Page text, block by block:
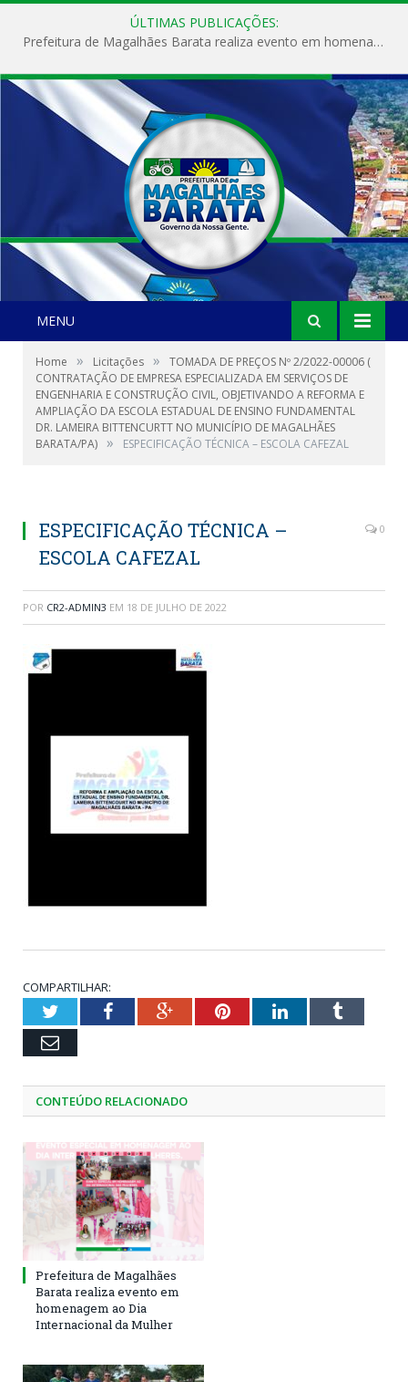
ÚLTIMAS PUBLICAÇÕES:
Prefeitura de Magalhães Barata realiza evento em homenagem ao Dia Internacional da Mulher
MENU
Home » Licitações »
TOMADA DE PREÇOS Nº 2/2022-00006 (
CONTRATAÇÃO DE EMPRESA ESPECIALIZADA EM SERVIÇOS DE
ENGENHARIA E CONSTRUÇÃO CIVIL, OBJETIVANDO A REFORMA E
AMPLIAÇÃO DA ESCOLA ESTADUAL DE ENSINO FUNDAMENTAL
DR. LAMEIRA BITTENCURTT NO MUNICÍPIO DE MAGALHÃES
BARATA/PA) » ESPECIFICAÇÃO TÉCNICA – ESCOLA CAFEZAL
ESPECIFICAÇÃO TÉCNICA –
ESCOLA CAFEZAL
0
POR CR2-ADMIN3 EM 18 DE JULHO DE 2022
COMPARTILHAR:
TwitterFacebookGoogle+PinterestLinkedInTumblr
Email
CONTEÚDO RELACIONADO
Prefeitura de Magalhães
Barata realiza evento em
homenagem ao Dia
Internacional da Mulher